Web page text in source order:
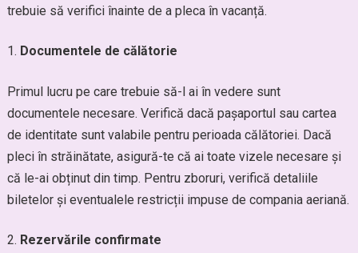
trebuie să verifici înainte de a pleca în vacanță.
Documentele de călătorie
Primul lucru pe care trebuie să-l ai în vedere sunt
documentele necesare. Verifică dacă pașaportul sau cartea
de identitate sunt valabile pentru perioada călătoriei. Dacă
pleci în străinătate, asigură-te că ai toate vizele necesare și
că le-ai obținut din timp. Pentru zboruri, verifică detaliile
biletelor și eventualele restricții impuse de compania aeriană.
Rezervările confirmate